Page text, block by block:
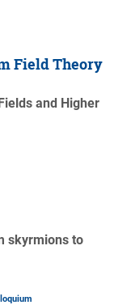
Field Theory
and Higher
skyrmions to